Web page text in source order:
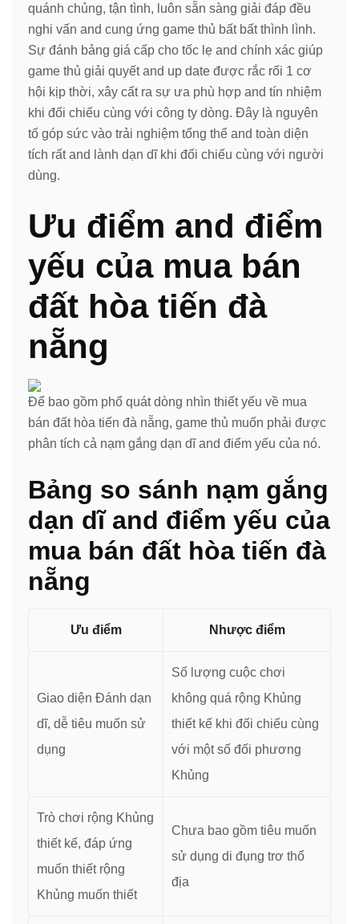
quánh chủng, tận tình, luôn sẵn sàng giải đáp đều
nghi vấn and cung ứng game thủ bất bất thình lình.
Sự đánh bảng giá cấp cho tốc lẹ and chính xác giúp
game thủ giải quyết and up date được rắc rối 1 cơ
hội kịp thời, xây cất ra sự ưa phù hợp and tín nhiệm
khi đối chiếu cùng với công ty dòng. Đây là nguyên
tố góp sức vào trải nghiệm tổng thể and toàn diện
tích rất and lành dạn dĩ khi đối chiếu cùng với người
dùng.
Ưu điểm and điểm
yếu của mua bán
đất hòa tiến đà
nẵng
Để bao gồm phổ quát dòng nhìn thiết yếu về mua
bán đất hòa tiến đà nẵng, game thủ muốn phải được
phân tích cả nạm gắng dạn dĩ and điểm yếu của nó.
Bảng so sánh nạm gắng
dạn dĩ and điểm yếu của
mua bán đất hòa tiến đà
nẵng
Ưu điểm Nhược điểm
Giao diện Đánh dạn
dĩ, dễ tiêu muốn sử
dụng
Số lượng cuộc chơi
không quá rộng Khủng
thiết kế khi đối chiếu cùng
với một số đối phương
Khủng
Trò chơi rộng Khủng
thiết kế, đáp ứng
muốn thiết rộng
Khủng muốn thiết
Chưa bao gồm tiêu muốn
sử dụng di đụng trơ thổ
địa